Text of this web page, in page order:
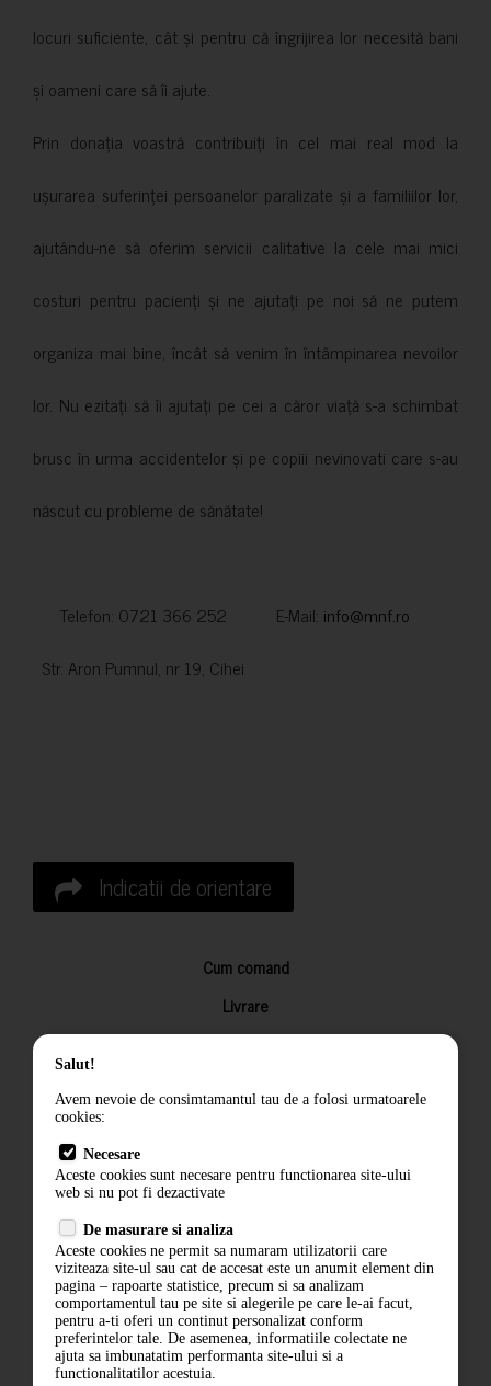
locuri suficiente, cât și pentru că îngrijirea lor necesită bani
și oameni care să îi ajute.
Prin donația voastră contribuiți în cel mai real mod la
ușurarea suferinței persoanelor paralizate și a familiilor lor,
ajutându-ne să oferim servicii calitative la cele mai mici
costuri pentru pacienți și ne ajutați pe noi să ne putem
organiza mai bine, încât să venim în întâmpinarea nevoilor
lor. Nu ezitați să îi ajutați pe cei a căror viață s-a schimbat
brusc în urma accidentelor și pe copiii nevinovati care s-au
născut cu probleme de sănătate!
Telefon: 0721 366 252 E-Mail: info@mnf.ro
Str. Aron Pumnul, nr 19, Cihei
Indicatii de orientare
Cum comand
Livrare
Returnarea produselor
Termeni si conditii
Politica de confidentialitate
ANPC
Salut!
Avem nevoie de consimtamantul tau de a folosi urmatoarele
cookies:
Necesare
Aceste cookies sunt necesare pentru functionarea site-ului
web si nu pot fi dezactivate
De masurare si analiza
Aceste cookies ne permit sa numaram utilizatorii care
viziteaza site-ul sau cat de accesat este un anumit element din
pagina – rapoarte statistice, precum si sa analizam
comportamentul tau pe site si alegerile pe care le-ai facut,
pentru a-ti oferi un continut personalizat conform
preferintelor tale. De asemenea, informatiile colectate ne
ajuta sa imbunatatim performanta site-ului si a
functionalitatilor acestuia.